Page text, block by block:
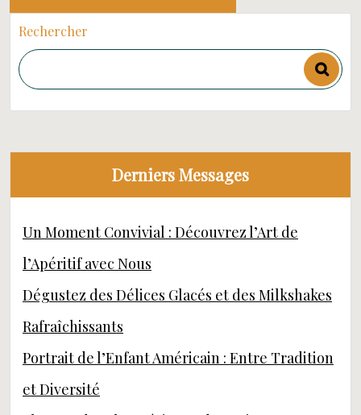
Rechercher
Derniers Messages
Un Moment Convivial : Découvrez l’Art de
l’Apéritif avec Nous
Dégustez des Délices Glacés et des Milkshakes
Rafraîchissants
Portrait de l’Enfant Américain : Entre Tradition
et Diversité